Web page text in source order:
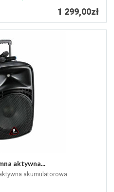
1 299,00zł
aktywna...
akumulatorowa